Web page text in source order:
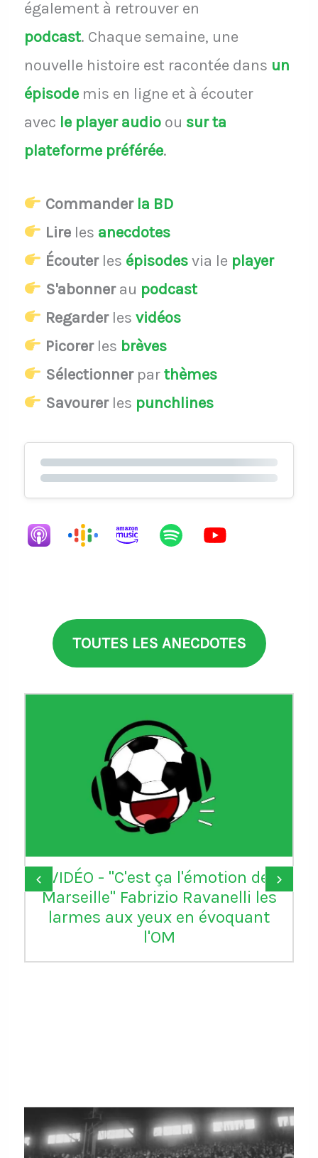
également à retrouver en
podcast. Chaque semaine, une
nouvelle histoire est racontée dans un
épisodemis en ligne et à écouter
avec le player audio ou sur ta
plateforme préférée.
Commander la BD
Lireles anecdotes
Écouterles épisodesvia le player
S'abonnerau podcast
Regarderles vidéos
Picorerles brèves
Sélectionnerparthèmes
Savourerles punchlines
TOUTES LES ANECDOTES
VIDÉO - "C'est ça l'émotion de
Marseille" Fabrizio Ravanelli les
larmes aux yeux en évoquant
l'OM
‹ ›